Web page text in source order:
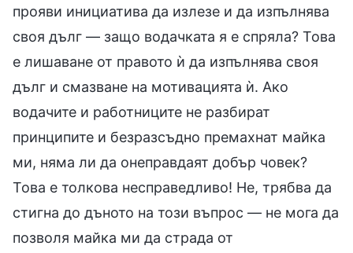
прояви инициатива да излезе и да изпълнява
своя дълг — защо водачката я е спряла? Това
е лишаване от правото ѝ да изпълнява своя
дълг и смазване на мотивацията ѝ. Ако
водачите и работниците не разбират
принципите и безразсъдно премахнат майка
ми, няма ли да онеправдаят добър човек?
Това е толкова несправедливо! Не, трябва да
стигна до дъното на този въпрос — не мога да
позволя майка ми да страда от